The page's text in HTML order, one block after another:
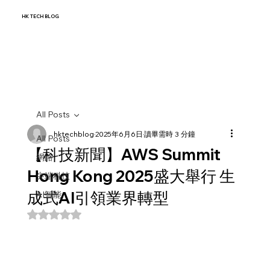
HK TECH BLOG
All Posts
網路
尖端科技
AI智能
All Posts
【科技新聞】AWS Summit
Hong Kong 2025盛大舉行 生
成式AI引領業界轉型
hktechblog2025年6月6日 讀畢需時 3 分鐘
評等為 NaN（最高為 5 顆星）。